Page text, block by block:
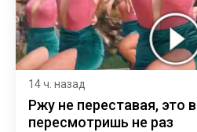
14 ч. назад
Ржу не переставая, это
пересмотришь не раз